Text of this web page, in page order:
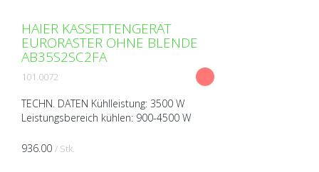
HAIER KASSETTENGERÄT
EURORASTER OHNE BLENDE
AB35S2SC2FA
101.0072
TECHN. DATEN Kühlleistung: 3500 W
Leistungsbereich kühlen: 900-4500 W
heizen: 1000-4800 W Spannung: 230V
936.00 / Stk.